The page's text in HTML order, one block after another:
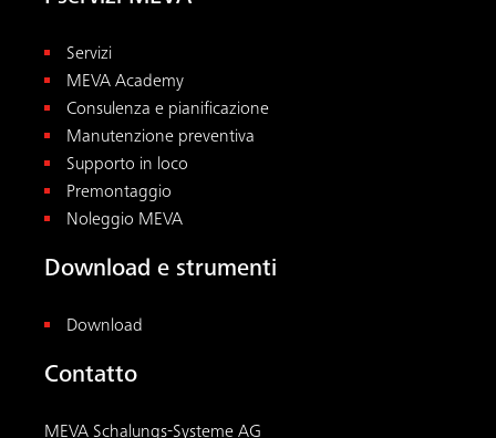
Servizi
MEVA Academy
Consulenza e pianificazione
Manutenzione preventiva
Supporto in loco
Premontaggio
Noleggio MEVA
Download e strumenti
Download
Contatto
MEVA Schalungs-Systeme AG